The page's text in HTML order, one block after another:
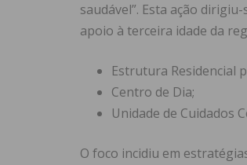
saudável”. Esta ação
apoio à terceira idade da
Estrutura Residencial
Centro de Dia;
Unidade de Cuidados
O foco incidiu em